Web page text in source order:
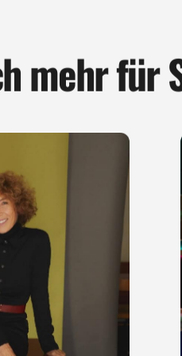
mehr für